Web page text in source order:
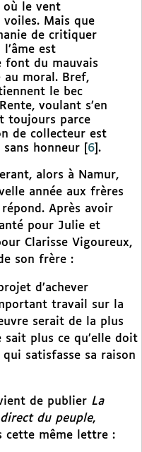
où le vent
voiles. Mais que
de critiquer
est
font du mauvais
au moral. Bref,
le bec
voulant s’en
toujours parce
de collecteur est
sans honneur
6 .
alors à Namur,
année aux frères
Après avoir
pour Julie et
Clarisse Vigoureux,
son frère :
d’achever
travail sur la
serait de la plus
plus ce qu’elle doit
satisfasse sa raison
de publier La
du peuple,
cette même lettre :